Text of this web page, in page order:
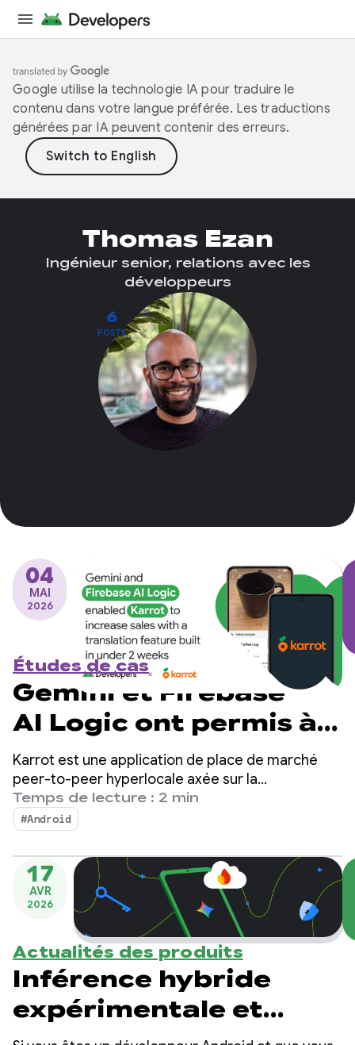
Google utilise la technologie IA pour traduire le
contenu dans votre langue préférée. Les traductions
générées par IA peuvent contenir des erreurs.
6
POSTS
Thomas Ezan
Ingénieur senior, relations avec les
développeurs
04
MAI
2026
Études de cas
Gemini et Firebase
AI Logic ont permis à
Karrot d'augmenter
ses ventes grâce à une
fonctionnalité de
en moins de deux
semaines
Karrot est une application de place de marché
peer-to-peer hyperlocale axée sur la
communauté. Elle permet aux utilisateurs
d'acheter, de vendre et d'échanger des articles
avec d'autres utilisateurs validés. Depuis son
lancement en Corée du Sud en 2015, la plate-
forme s'est étendue aux marchés mondiaux et
compte désormais plus de 43 millions
d'utilisateurs inscrits.
Temps de lecture : 2 min
#Android
17
AVR
2026
Actualités des produits
Inférence hybride
expérimentale et